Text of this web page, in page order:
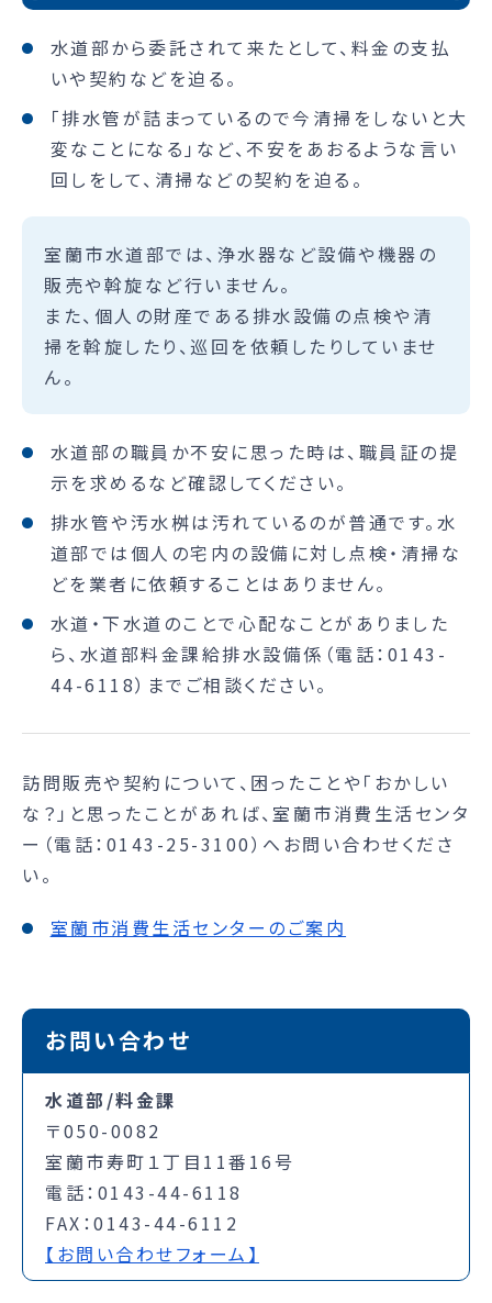
水道部から委託されて来たとして、料金の支払
いや契約などを迫る。
「排水管が詰まっているので今清掃をしないと大
変なことになる」など、不安をあおるような言い
回しをして、清掃などの契約を迫る。
室蘭市水道部では、浄水器など設備や機器の
販売や斡旋など行いません。
また、個人の財産である排水設備の点検や清
掃を斡旋したり、巡回を依頼したりしていませ
ん。
水道部の職員か不安に思った時は、職員証の提
示を求めるなど確認してください。
排水管や汚水桝は汚れているのが普通です。水
道部では個人の宅内の設備に対し点検・清掃な
どを業者に依頼することはありません。
水道・下水道のことで心配なことがありました
ら、水道部料金課給排水設備係（電話：0143-
44-6118）までご相談ください。
訪問販売や契約について、困ったことや「おかしい
な？」と思ったことがあれば、室蘭市消費生活センタ
ー（電話：0143-25-3100）へお問い合わせくださ
い。
室蘭市消費生活センターのご案内
お問い合わせ
水道部/料金課
〒050-0082
室蘭市寿町１丁目11番16号
電話：0143-44-6118
FAX：0143-44-6112
【お問い合わせフォーム】